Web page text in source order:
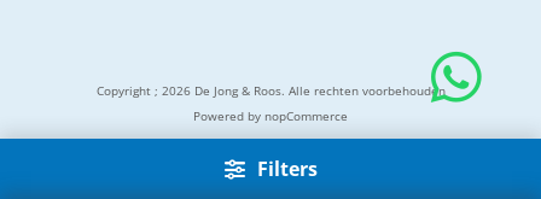
Filters
Copyright ; 2026 De Jong & Roos. Alle rechten voorbehouden
Powered by nopCommerce